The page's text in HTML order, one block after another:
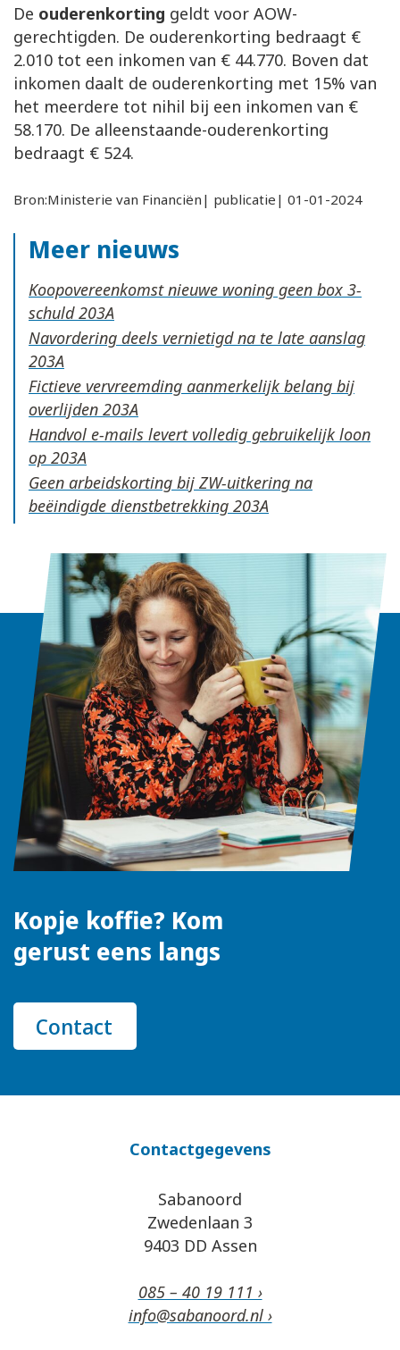
De ouderenkorting geldt voor AOW-
gerechtigden. De ouderenkorting bedraagt €
2.010 tot een inkomen van € 44.770. Boven dat
inkomen daalt de ouderenkorting met 15% van
het meerdere tot nihil bij een inkomen van €
58.170. De alleenstaande-ouderenkorting
bedraagt € 524.
Bron:Ministerie van Financiën| publicatie| 01-01-2024
Meer nieuws
Koopovereenkomst nieuwe woning geen box 3-
schuld
Navordering deels vernietigd na te late aanslag
Fictieve vervreemding aanmerkelijk belang bij
overlijden
Handvol e-mails levert volledig gebruikelijk loon
op
Geen arbeidskorting bij ZW-uitkering na
beëindigde dienstbetrekking
Kopje koffie? Kom
gerust eens langs
Contact
Contactgegevens
Sabanoord
Zwedenlaan 3
9403 DD Assen
085 – 40 19 111 ›
info@sabanoord.nl ›